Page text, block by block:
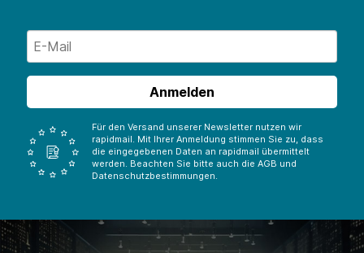
Anmelden
Für den Versand unserer Newsletter nutzen wir
rapidmail. Mit Ihrer Anmeldung stimmen Sie zu, dass
die eingegebenen Daten an rapidmail übermittelt
werden. Beachten Sie bitte auch die AGB und
Datenschutzbestimmungen.